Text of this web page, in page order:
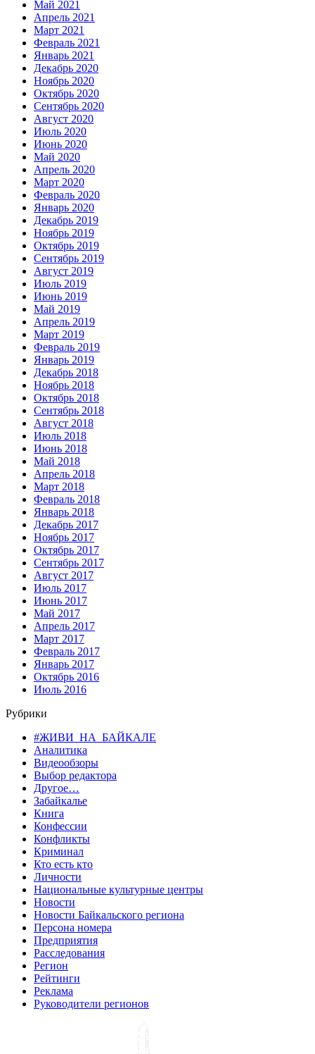
Май 2021
Апрель 2021
Март 2021
Февраль 2021
Январь 2021
Декабрь 2020
Ноябрь 2020
Октябрь 2020
Сентябрь 2020
Август 2020
Июль 2020
Июнь 2020
Май 2020
Апрель 2020
Март 2020
Февраль 2020
Январь 2020
Декабрь 2019
Ноябрь 2019
Октябрь 2019
Сентябрь 2019
Август 2019
Июль 2019
Июнь 2019
Май 2019
Апрель 2019
Март 2019
Февраль 2019
Январь 2019
Декабрь 2018
Ноябрь 2018
Октябрь 2018
Сентябрь 2018
Август 2018
Июль 2018
Июнь 2018
Май 2018
Апрель 2018
Март 2018
Февраль 2018
Январь 2018
Декабрь 2017
Ноябрь 2017
Октябрь 2017
Сентябрь 2017
Август 2017
Июль 2017
Июнь 2017
Май 2017
Апрель 2017
Март 2017
Февраль 2017
Январь 2017
Октябрь 2016
Июль 2016
Рубрики
#ЖИВИ_НА_БАЙКАЛЕ
Аналитика
Видеообзоры
Выбор редактора
Другое…
Забайкалье
Книга
Конфессии
Конфликты
Криминал
Кто есть кто
Личности
Национальные культурные центры
Новости
Новости Байкальского региона
Персона номера
Предприятия
Расследования
Регион
Рейтинги
Реклама
Руководители регионов